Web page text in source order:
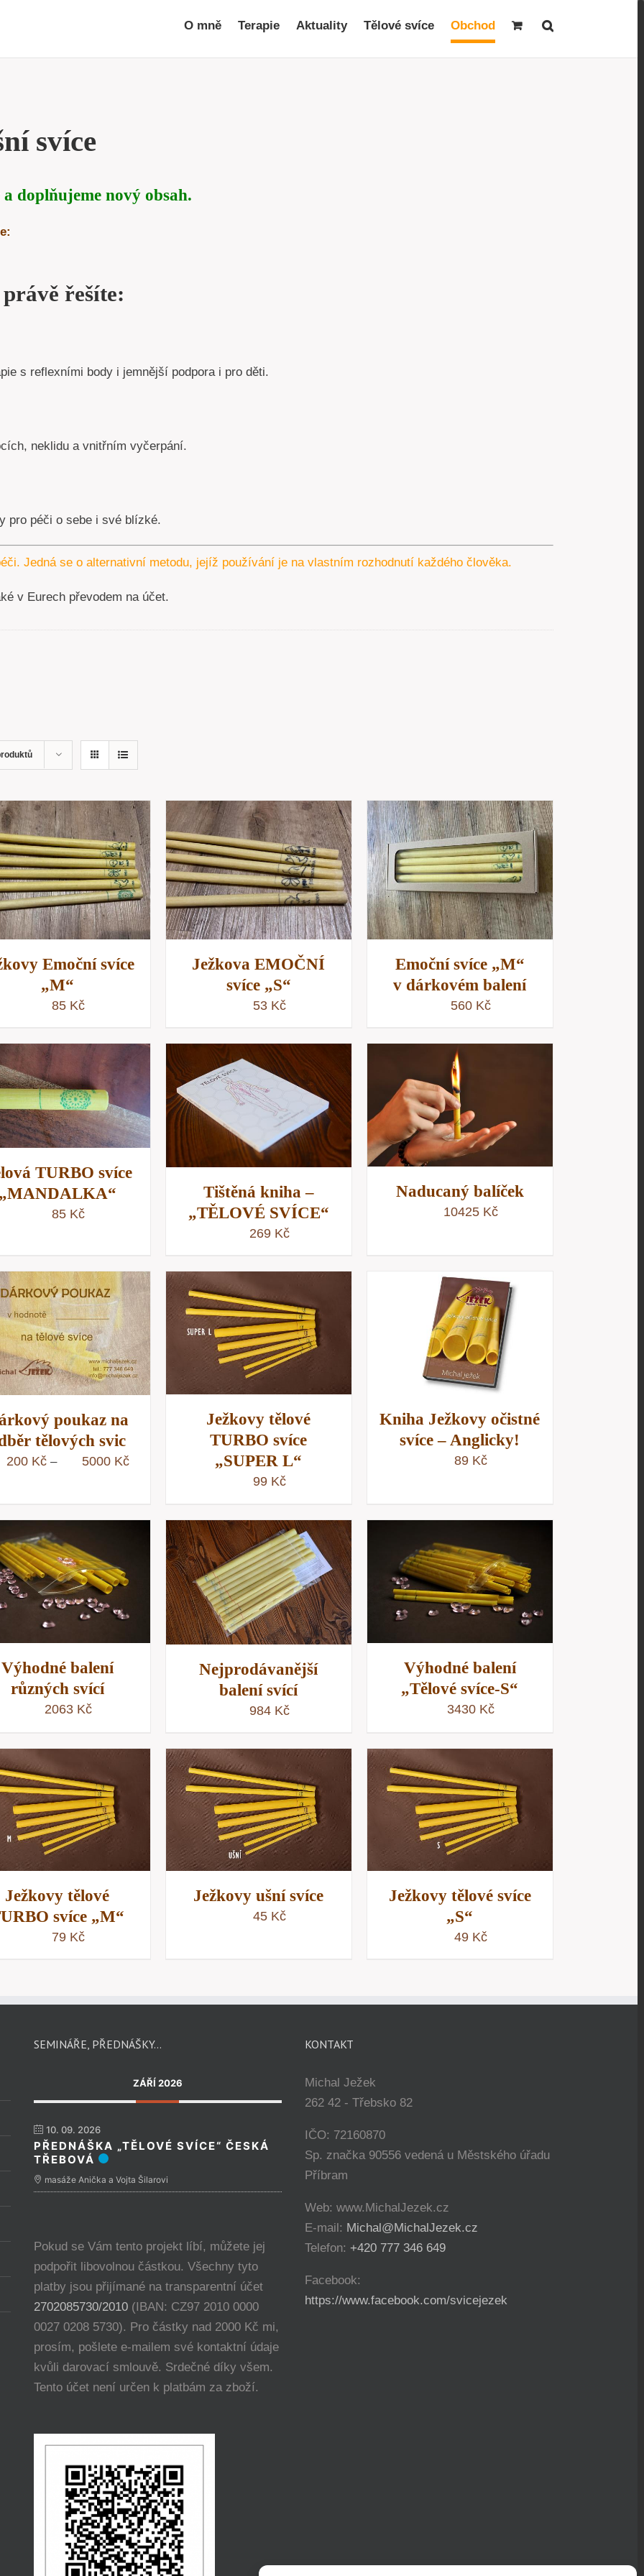
O mně Terapie Aktuality Tělové svíce Obchod
svíce
doplňujeme nový obsah.
řešíte:
s reflexními body i jemnější podpora i pro děti.
neklidu a vnitřním vyčerpání.
pro péči o sebe i své blízké.
Jedná se o alternativní metodu, jejíž používání je na vlastním rozhodnutí každého člověka.
v Eurech převodem na účet.
Emoční svíce
„M“
85 Kč
PŘIDAT DO KOŠÍKU /
RYCHLÝ NÁHLED
Ježkova EMOČNÍ
svíce „S“
53 Kč
PŘIDAT DO KOŠÍKU /
RYCHLÝ NÁHLED
Emoční svíce „M“
v dárkovém balení
560 Kč
TURBO svíce
„MANDALKA“
85 Kč
PŘIDAT DO KOŠÍKU
RYCHLÝ NÁHLED
Tištěná kniha –
„TĚLOVÉ SVÍCE“
269 Kč
PŘIDAT DO KOŠÍKU /
RYCHLÝ NÁHLED
Naducaný balíček
10425 Kč
poukaz na
tělových svic
200 Kč – 5000 KčRozpětí
až
5000 Kč
PŘIDAT DO KOŠÍKU
/
RYCHLÝ NÁHLED
Ježkovy tělové
TURBO svíce
„SUPER L“
99 Kč
PŘIDAT DO KOŠÍKU
RYCHLÝ NÁHLED
Kniha Ježkovy očistné
svíce – Anglicky!
89 Kč
Výhodné balení
různých svící
2063 Kč
PŘIDAT DO KOŠÍKU /
RYCHLÝ NÁHLED
Nejprodávanější
balení svící
984 Kč
PŘIDAT DO KOŠÍKU /
RYCHLÝ NÁHLED
Výhodné balení
„Tělové svíce-S“
3430 Kč
Ježkovy tělové
svíce „M“
79 Kč
PŘIDAT DO KOŠÍKU
RYCHLÝ NÁHLED
Ježkovy ušní svíce
45 Kč
PŘIDAT DO KOŠÍKU
RYCHLÝ NÁHLED
Ježkovy tělové svíce
„S“
49 Kč
SEMINÁŘE, PŘEDNÁŠKY…
ZÁŘÍ 2026
10. 09. 2026
PŘEDNÁŠKA „TĚLOVÉ SVÍCE“ ČESKÁ
TŘEBOVÁ
masáže Anička a Vojta Šilarovi
Pokud se Vám tento projekt líbí, můžete jej
podpořit libovolnou částkou. Všechny tyto
platby jsou přijímané na transparentní účet
2702085730/2010(IBAN: CZ97 2010 0000
0027 0208 5730). Pro částky nad 2000 Kč mi,
prosím, pošlete e-mailem své kontaktní údaje
kvůli darovací smlouvě. Srdečné díky všem.
Tento účet není určen k platbám za zboží.
KONTAKT
Michal Ježek
262 42 - Třebsko 82
IČO: 72160870
Sp. značka 90556 vedená u Městského úřadu
Příbram
Web: www.MichalJezek.cz
E-mail: Michal@MichalJezek.cz
Telefon: +420 777 346 649
Facebook:
https://www.facebook.com/svicejezek